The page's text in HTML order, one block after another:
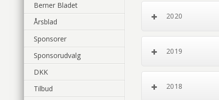
Berner Bladet
Årsblad
Sponsorer
Sponsorudvalg
DKK
Tilbud
2020
2019
2018